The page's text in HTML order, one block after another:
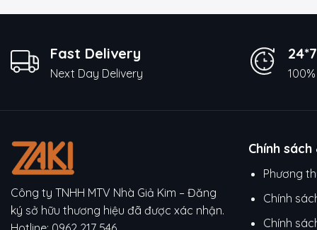
Fast Delivery
Next Day Delivery
Công ty TNHH MTV Nhà Giả Kim – Đăng
ký sở hữu thương hiệu đã được xác nhận.
Chính
Phương
Chính
Chính